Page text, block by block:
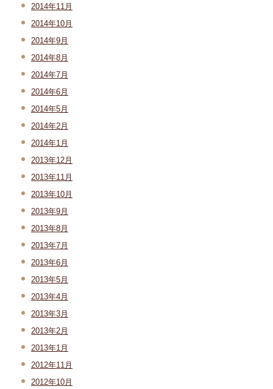
2014年11月
2014年10月
2014年9月
2014年8月
2014年7月
2014年6月
2014年5月
2014年2月
2014年1月
2013年12月
2013年11月
2013年10月
2013年9月
2013年8月
2013年7月
2013年6月
2013年5月
2013年4月
2013年3月
2013年2月
2013年1月
2012年11月
2012年10月